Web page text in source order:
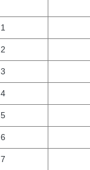
1
2
3
4
5
6
7